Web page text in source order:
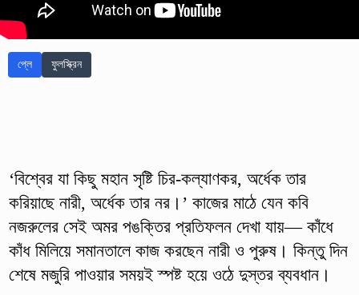
প্লে ফুলস্ক্রিন
‘বিশ্বের যা কিছু মহান সৃষ্টি চির-কল্যাণকর, অর্ধেক তার
করিয়াছে নারী, অর্ধেক তার নর।’ কাজের মাঠে যেন কবি
নজরুলের সেই অমর পঙক্তির প্রতিফলন দেখা যায়— কাঁধে
কাঁধ মিলিয়ে সমানতালে কাজ করছেন নারী ও পুরুষ। কিন্তু দিন
শেষে মজুরি পাওয়ার সময়ই স্পষ্ট হয়ে ওঠে দুস্তর ব্যবধান।